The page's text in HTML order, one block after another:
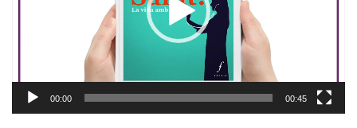
00:00 00:45